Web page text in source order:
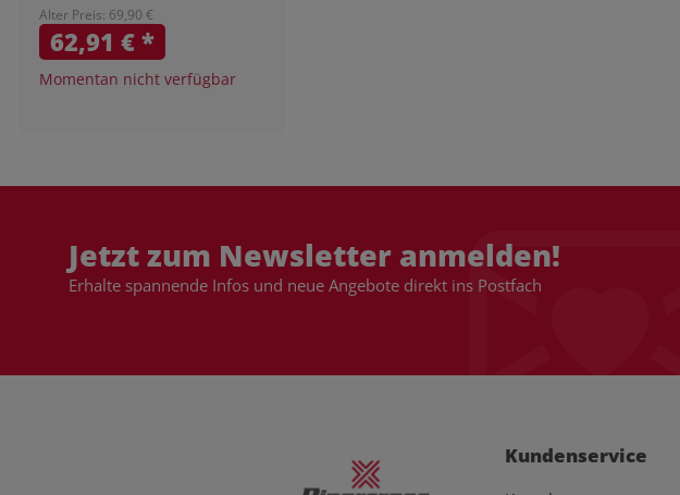
Alter Preis: 69,90 €
62,91 €*
Momentan nicht verfügbar
Jetzt zum Newsletter anmelden!
Erhalte spannende Infos und neue Angebote direkt ins Postfach
Kundenservice